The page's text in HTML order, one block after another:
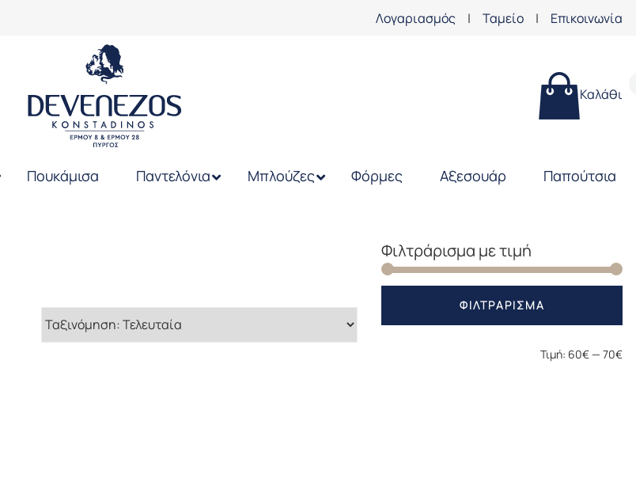
Λογαριασμός | Ταμείο | Επικοινωνία
Καλάθι
Πουκάμισα Παντελόνια Μπλούζες Φόρμες Αξεσουάρ Παπούτσια
Φιλτράρισμα με τιμή
ΦΙΛΤΡΆΡΙΣΜΑ
Τιμή: 60€— 70€